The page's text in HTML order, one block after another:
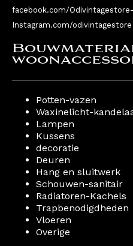
facebook.com/Odivintagestore-
Instagram.com/odivintagestore
Potten-vazen
Waxinelicht-
Lampen
Kussens
decoratie
Deuren
Hang en sluitwerk
Schouwen-sanitair
Radiatoren-Kachels
Trapbenodigdheden
Vloeren
Overige